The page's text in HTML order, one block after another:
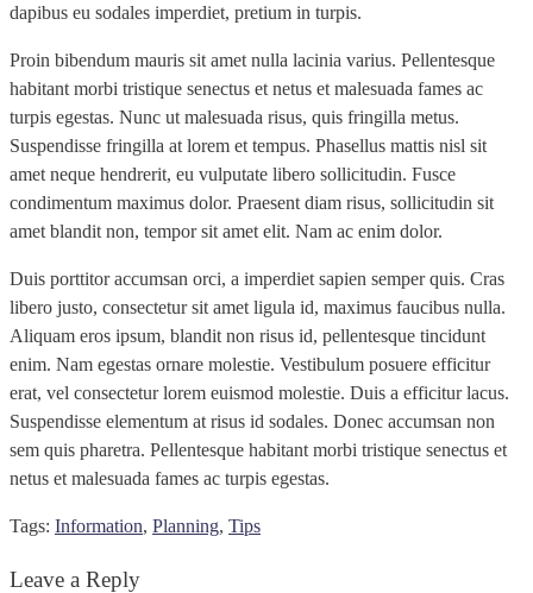
dapibus eu sodales imperdiet, pretium in turpis.
Proin bibendum mauris sit amet nulla lacinia varius. Pellentesque
habitant morbi tristique senectus et netus et malesuada fames ac
turpis egestas. Nunc ut malesuada risus, quis fringilla metus.
Suspendisse fringilla at lorem et tempus. Phasellus mattis nisl sit
amet neque hendrerit, eu vulputate libero sollicitudin. Fusce
condimentum maximus dolor. Praesent diam risus, sollicitudin sit
amet blandit non, tempor sit amet elit. Nam ac enim dolor.
Duis porttitor accumsan orci, a imperdiet sapien semper quis. Cras
libero justo, consectetur sit amet ligula id, maximus faucibus nulla.
Aliquam eros ipsum, blandit non risus id, pellentesque tincidunt
enim. Nam egestas ornare molestie. Vestibulum posuere efficitur
erat, vel consectetur lorem euismod molestie. Duis a efficitur lacus.
Suspendisse elementum at risus id sodales. Donec accumsan non
sem quis pharetra. Pellentesque habitant morbi tristique senectus et
netus et malesuada fames ac turpis egestas.
Tags: Information, Planning, Tips
Leave a Reply